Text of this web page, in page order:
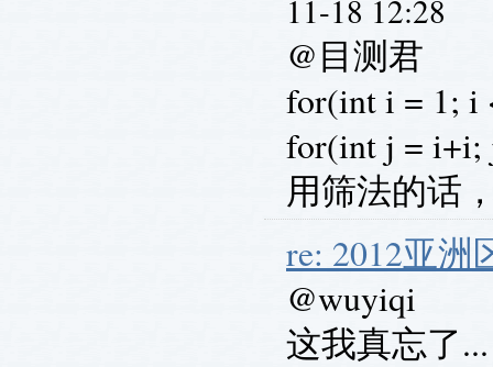
11-18 12:28
@目测君
for(int i = 1; i
for(int j =
用筛法的话
re: 2012亚洲
@wuyiqi
这我真忘了